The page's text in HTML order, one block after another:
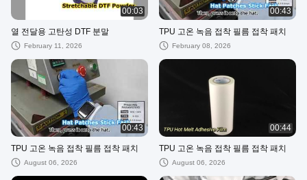
00:03
열 전달용 고탄성 DTF 분말
February 11, 2026
00:43
TPU 고온 녹음 접착 필름 접착 패치
February 08, 2026
00:43
TPU 고온 녹음 접착 필름 접착 패치
August 06, 2026
00:44
TPU 고온 녹음 접착 필름 접착 패치
August 06, 2026